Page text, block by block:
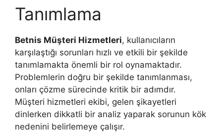
Tanımlama
Betnis Müşteri Hizmetleri, kullanıcıların
karşılaştığı sorunları hızlı ve etkili bir şekilde
tanımlamakta önemli bir rol oynamaktadır.
Problemlerin doğru bir şekilde tanımlanması,
onları çözme sürecinde kritik bir adımdır.
Müşteri hizmetleri ekibi, gelen şikayetleri
dinlerken dikkatli bir analiz yaparak sorunun kök
nedenini belirlemeye çalışır.